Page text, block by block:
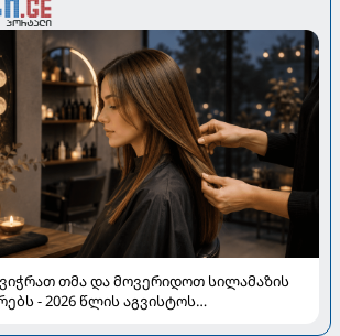
თმა და მოვერიდოთ სილამაზის
- 2026 წლის აგვისტოს